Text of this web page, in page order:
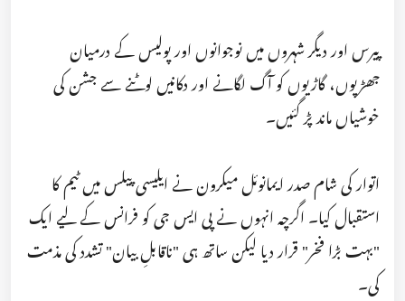
پیرس اور دیگر شہروں میں نوجوانوں اور پولیس کے درمیان
جھڑپوں، گاڑیوں کو آگ لگانے اور دکانیں لوٹنے سے جشن کی
خوشیاں ماند پڑ گئیں۔
اتوار کی شام صدر ایمانوئل میکرون نے ایلیسی پیلس میں ٹیم کا
استقبال کیا۔ اگرچہ انہوں نے پی ایس جی کو فرانس کے لیے ایک
"بہت بڑا فخر" قرار دیا لیکن ساتھ ہی "ناقابلِ بیان" تشدد کی مذمت
کی۔